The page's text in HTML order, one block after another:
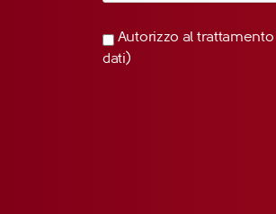
Autorizzo al trattamento
dati)